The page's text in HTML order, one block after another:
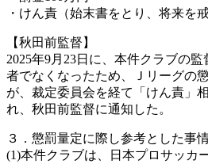
・けん責（始末書をとり、将来を戒
【秋田前監督】
2025年9月23日に、本件クラブの
者でなくなったため、Ｊリーグの
が、裁定委員会を経て「けん責」
れ、秋田前監督に通知した。
３．懲罰量定に際し参考とした事
(1)本件クラブは、日本プロサッカ